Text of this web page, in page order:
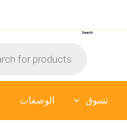
Search
search
تسوق الوصفات